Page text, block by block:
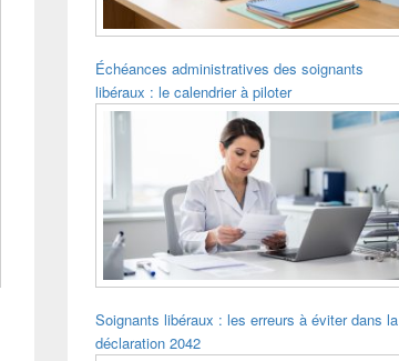
Échéances administratives des soignants
libéraux : le calendrier à piloter
Soignants libéraux : les erreurs à éviter dans la
déclaration 2042